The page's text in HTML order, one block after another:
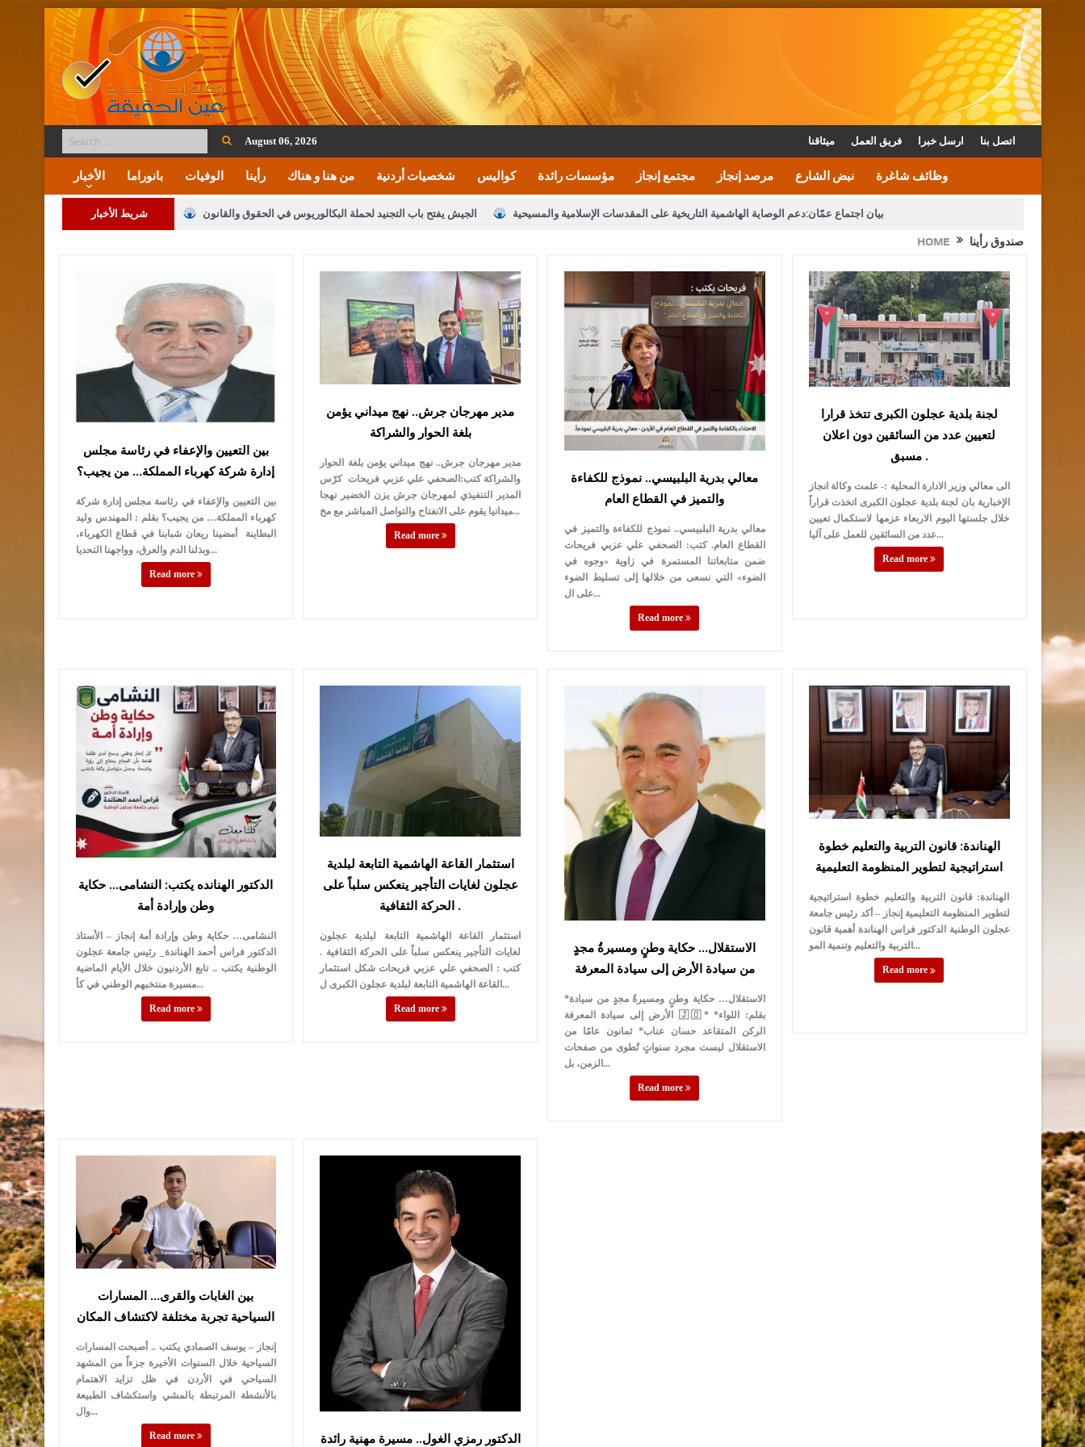
August 06, 2026 ميثاقنا فريق العمل ارسل خبرا اتصل بنا
الأخبار بانوراما الوفيات رأينا من هنا و هناك شخصيات أردنية كواليس مؤسسات رائدة مجتمع إنجاز مرصد إنجاز نبض الشارع وظائف شاغرة
شريط الأخبار الجيش يفتح باب التجنيد لحملة البكالوريوس في الحقوق والقانون بيان اجتماع عمّان:دعم الوصاية الهاشمية التاريخية على المقدسات الإسلامية والمسيحية
القاضي يلتقي رؤساء تحرير الصحف اليومية ويؤكد حرص مجلس النواب على شراكة فاعلة مع الإعلام دعوة المكلفين بخدمة العلم (الدفعة الثالثة) إلى مراجعة منصة خدمة العلم
الملك يلتقي مجموعة من رفاق السلاح الملك يتلقى اتصالا هاتفيا من العاهل البحريني القاضي محمود أحمد فريحات.. مبارك ومزيدا من التوفيق
عارف بيك فريحات.. مبارك وبكم تزهو المناصب
HOME صندوق رأينا
بين التعيين والإعفاء في رئاسة مجلس
إدارة شركة كهرباء المملكة… من يجيب؟
بين التعيين والإعفاء في رئاسة مجلس إدارة شركة
كهرباء المملكة… من يجيب؟ بقلم : المهندس وليد
البطاينة أمضينا ريعان شبابنا في قطاع الكهرباء،
وبذلنا الدم والعرق، وواجهنا التحديا...
Read more
مدير مهرجان جرش.. نهج ميداني يؤمن
بلغة الحوار والشراكة
مدير مهرجان جرش.. نهج ميداني يؤمن بلغة الحوار
والشراكة كتب:الصحفي علي عزبي فريحات كرّس
المدير التنفيذي لمهرجان جرش يزن الخضير نهجا
ميدانيا يقوم على الانفتاح والتواصل المباشر مع مخ...
Read more
معالي بدرية البلبيسي.. نموذج للكفاءة
والتميز في القطاع العام
معالي بدرية البلبيسي.. نموذج للكفاءة والتميز في
القطاع العام. كتب: الصحفي علي عزبي فريحات
ضمن متابعاتنا المستمرة في زاوية «وجوه في
الضوء» التي نسعى من خلالها إلى تسليط الضوء
على ال...
Read more
لجنة بلدية عجلون الكبرى تتخذ قرارا
لتعيين عدد من السائقين دون اعلان
مسبق .
الى معالي وزير الادارة المحلية :- علمت وكالة انجاز
الإخبارية بان لجنة بلدية عجلون الكبرى اتخذت قراراً
خلال جلستها اليوم الاربعاء عزمها لاستكمال تعيين
عدد من السائقين للعمل على آليا...
Read more
الدكتور الهنانده يكتب: النشامى… حكاية
وطن وإرادة أمة
النشامى… حكاية وطن وإرادة أمة إنجاز – الأستاذ
الدكتور فراس أحمد الهناندة_ رئيس جامعة عجلون
الوطنية يكتب .. تابع الأردنيون خلال الأيام الماضية
مسيرة منتخبهم الوطني في كأ...
Read more
استثمار القاعة الهاشمية التابعة لبلدية
عجلون لغايات التأجير ينعكس سلباً على
الحركة الثقافية .
استثمار القاعة الهاشمية التابعة لبلدية عجلون
لغايات التأجير ينعكس سلباً على الحركة الثقافية .
كتب : الصحفي علي عزبي فريحات شكل استثمار
القاعة الهاشمية التابعة لبلدية عجلون الكبرى ل...
Read more
الاستقلال… حكاية وطنٍ ومسيرةُ مجدٍ
من سيادة الأرض إلى سيادة المعرفة
*الاستقلال… حكاية وطنٍ ومسيرةُ مجدٍ من سيادة
الأرض إلى سيادة المعرفة 🇯🇴* *بقلم: اللواء
الركن المتقاعد حسان عناب* ثمانون عامًا من
الاستقلال ليست مجرد سنواتٍ تُطوى من صفحات
الزمن، بل...
Read more
الهناندة: قانون التربية والتعليم خطوة
استراتيجية لتطوير المنظومة التعليمية
الهناندة: قانون التربية والتعليم خطوة استراتيجية
لتطوير المنظومة التعليمية إنجاز – أكد رئيس جامعة
عجلون الوطنية الدكتور فراس الهناندة أهمية قانون
التربية والتعليم وتنمية المو...
Read more
بين الغابات والقرى… المسارات
السياحية تجربة مختلفة لاكتشاف المكان
إنجاز – يوسف الصمادي يكتب .. أصبحت المسارات
السياحية خلال السنوات الأخيرة جزءاً من المشهد
السياحي في الأردن في ظل تزايد الاهتمام
بالأنشطة المرتبطة بالمشي واستكشاف الطبيعة
وال...
Read more الدكتور رمزي الغول.. مسيرة مهنية رائدة